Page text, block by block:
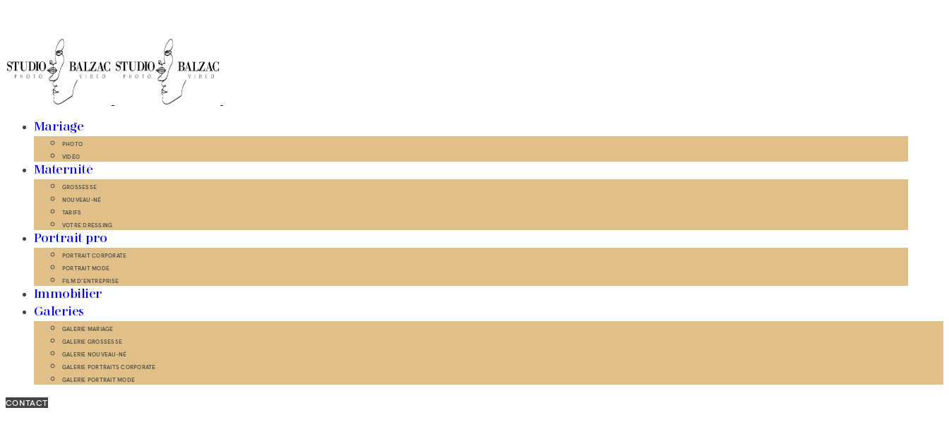
Mariage
PHOTO
VIDÉO
Maternité
GROSSESSE
NOUVEAU-NÉ
TARIFS
VOTRE DRESSING
Portrait pro
PORTRAIT CORPORATE
PORTRAIT MODE
FILM D’ENTREPRISE
Immobilier
Galeries
GALERIE MARIAGE
GALERIE GROSSESSE
GALERIE NOUVEAU-NÉ
GALERIE PORTRAITS CORPORATE
GALERIE PORTRAIT MODE
CONTACT